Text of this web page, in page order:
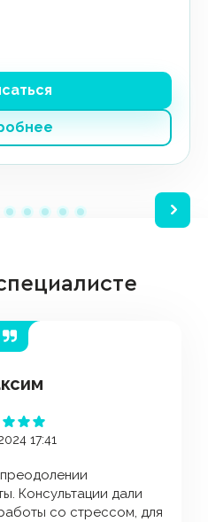
17:41
Консультации дали
со стрессом, для